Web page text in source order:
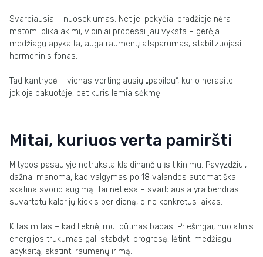
Svarbiausia – nuoseklumas. Net jei pokyčiai pradžioje nėra
matomi plika akimi, vidiniai procesai jau vyksta – gerėja
medžiagų apykaita, auga raumenų atsparumas, stabilizuojasi
hormoninis fonas.
Tad kantrybė – vienas vertingiausių „papildų“, kurio nerasite
jokioje pakuotėje, bet kuris lemia sėkmę.
Mitai, kuriuos verta pamiršti
Mitybos pasaulyje netrūksta klaidinančių įsitikinimų. Pavyzdžiui,
dažnai manoma, kad valgymas po 18 valandos automatiškai
skatina svorio augimą. Tai netiesa – svarbiausia yra bendras
suvartotų kalorijų kiekis per dieną, o ne konkretus laikas.
Kitas mitas – kad lieknėjimui būtinas badas. Priešingai, nuolatinis
energijos trūkumas gali stabdyti progresą, lėtinti medžiagų
apykaitą, skatinti raumenų irimą.